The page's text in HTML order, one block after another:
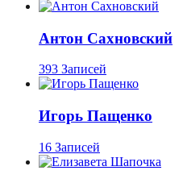
Антон Сахновский
393 Записей
Игорь Пащенко
16 Записей